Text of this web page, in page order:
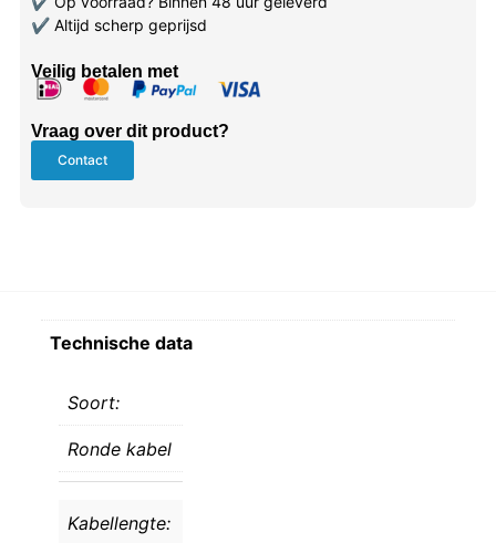
✔Altijd scherp geprijsd
Veilig betalen met
Vraag over dit product?
Contact
Technische data
Soort:
Ronde kabel
Kabellengte: